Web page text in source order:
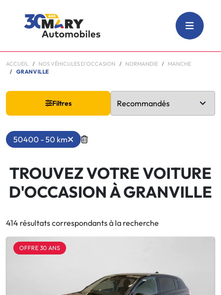
ACCUEIL NOS VÉHICULES D'OCCASION NORMANDIE
MANCHE
GRANVILLE
Filtres
50400 - 50 km
TROUVEZ VOTRE VOITURE
D'OCCASION À GRANVILLE
414 résultats correspondants à la recherche
OFFRE 30 ANS